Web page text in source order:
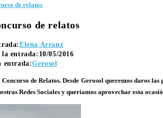
de relatos
de relatos
Elena Arranz
la entrada: 10/05/2016
entrada:Gerosol
de Relatos. Desde Gerosol queremos daros
Redes Sociales y queríamos aprovechar esta